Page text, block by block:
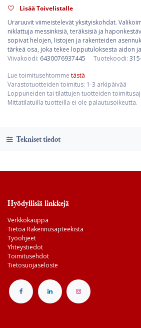
Lisää Toivelistalle
Uraruuvit viimeistelevät yksityiskohdat.
niklattuja messinkisiä, teräksisiä ja
sopivat helojen, listojen ja rakenteiden
tärkeä osa, joka tekee lopputuloksesta aidon
Viivakoodi: 6430076937445 Tuotekoodi:
Lue toimitusehtomme tästä
Varastotuotteiden toimitus: 1-3 arkipäivää
Loppuneiden tai tilattujen tuotteiden
Mittatilatuilla tuotteilla ei ole palautusoikeutta.
Tekniset tiedot
Hyödyllisiä linkkejä
Verkkokauppa
Tietoa Rakennusapteekista
Työohjeet
Yhteystiedot
Toimitusehdot
Tietosuojaseloste